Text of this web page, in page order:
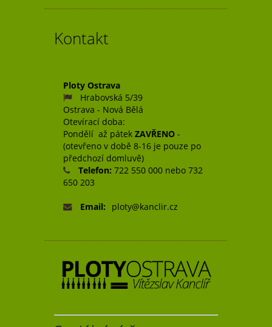
Kontakt
Ploty Ostrava
Hrabovská 5/39
Ostrava - Nová Bělá
Otevírací doba:
Pondělí až pátek ZAVŘENO -
(otevřeno v době 8-16 je pouze po
předchozí domluvě)
Telefon: 722 550 000 nebo 732
650 203
Email: ploty@kanclir.cz